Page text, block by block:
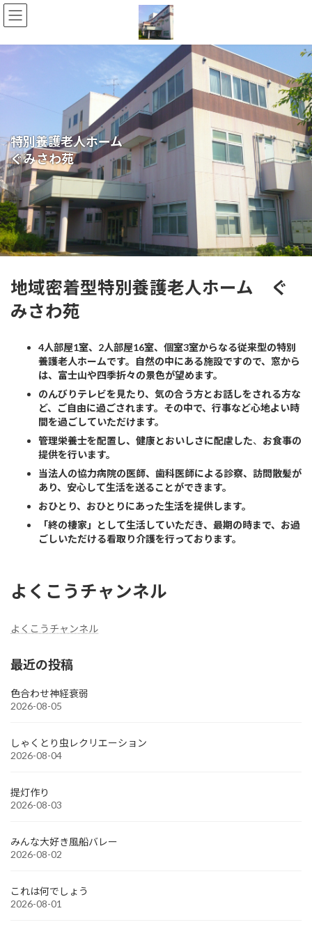
コ
ン
ン
へ
ナ
ビ
ー
ョ
特別養護老人ホーム
ぐみさわ苑
地域密着型特別養護老人ホーム ぐ
みさわ苑
4人部屋1室、2人部屋16室、個室3室からなる従来型の特別
養護老人ホームです。自然の中にある施設ですので、窓から
は、富士山や四季折々の景色が望めます。
のんびりテレビを見たり、気の合う方とお話しをされる方な
ど、ご自由に過ごされます。その中で、行事など心地よい時
間を過ごしていただけます。
管理栄養士を配置し、健康とおいしさに配慮した、 お食事の
提供を行います。
当法人の協力病院の医師、歯科医師による診察、訪問散髪が
あり、安心して生活を送ることができます。
おひとり、おひとりにあった生活を提供します。
「終の棲家」として生活していただき、最期の時まで、お過
ごしいただける看取り介護を行っております。
よくこうチャンネル
よくこうチャンネル
最近の投稿
色合わせ神経衰弱
2026-08-05
しゃくとり虫レクリエーション
2026-08-04
提灯作り
2026-08-03
みんな大好き風船バレー
2026-08-02
これは何でしょう
2026-08-01